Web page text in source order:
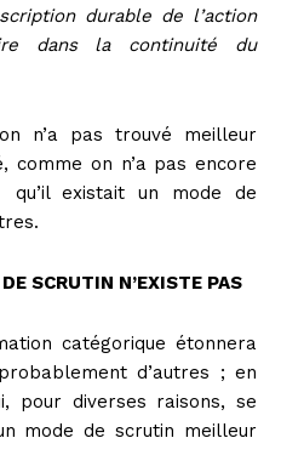
durable de l’action
dans la continuité du
n’a pas trouvé meilleur
comme on n’a pas encore
existait un mode de
SCRUTIN N’EXISTE PAS
catégorique étonnera
d’autres ; en
pour diverses raisons, se
mode de scrutin meilleur